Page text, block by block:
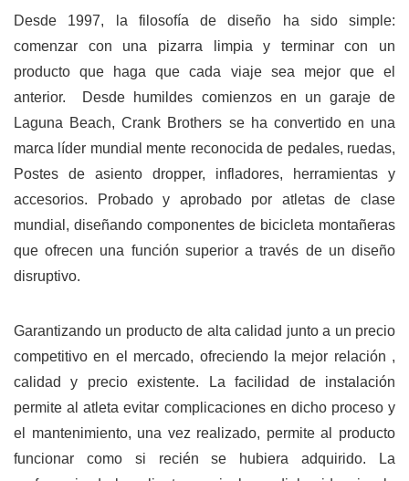
Desde 1997, la filosofía de diseño ha sido simple:
comenzar con una pizarra limpia y terminar con un
producto que haga que cada viaje sea mejor que el
anterior. Desde humildes comienzos en un garaje de
Laguna Beach, Crank Brothers se ha convertido en una
marca líder mundial mente reconocida de pedales, ruedas,
Postes de asiento dropper, infladores, herramientas y
accesorios. Probado y aprobado por atletas de clase
mundial, diseñando componentes de bicicleta montañeras
que ofrecen una función superior a través de un diseño
disruptivo.
Garantizando un producto de alta calidad junto a un precio
competitivo en el mercado, ofreciendo la mejor relación ,
calidad y precio existente. La facilidad de instalación
permite al atleta evitar complicaciones en dicho proceso y
el mantenimiento, una vez realizado, permite al producto
funcionar como si recién se hubiera adquirido. La